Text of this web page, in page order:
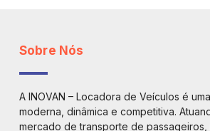
Sobre Nós
A INOVAN – Locadora de Veículos é
moderna, dinâmica e competitiva.
mercado de transporte de passageiros,